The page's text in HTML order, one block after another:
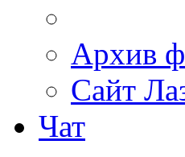
Архив
Сайт
Чат